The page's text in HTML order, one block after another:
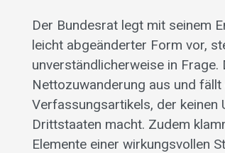
Der Bundesrat legt mit seinem
leicht abgeänderter Form vor,
unverständlicherweise in
Nettozuwanderung aus und
Verfassungsartikels, der keinen
Drittstaaten macht. Zudem
Elemente einer wirkungsvollen